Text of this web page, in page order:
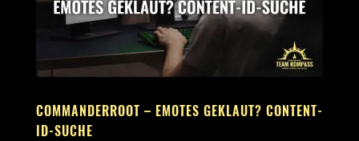
COMMANDERROOT – EMOTES GEKLAUT? CONTENT-
ID-SUCHE